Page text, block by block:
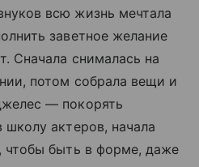
всю жизнь мечтала
заветное желание
Сначала снималась на
потом собрала вещи и
— покорять
школу актеров, начала
чтобы быть в форме, даже